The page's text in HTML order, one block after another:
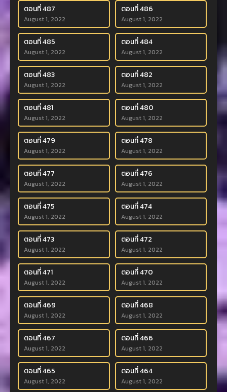
ตอนที่ 487
August 1, 2022
ตอนที่ 486
August 1, 2022
ตอนที่ 485
August 1, 2022
ตอนที่ 484
August 1, 2022
ตอนที่ 483
August 1, 2022
ตอนที่ 482
August 1, 2022
ตอนที่ 481
August 1, 2022
ตอนที่ 480
August 1, 2022
ตอนที่ 479
August 1, 2022
ตอนที่ 478
August 1, 2022
ตอนที่ 477
August 1, 2022
ตอนที่ 476
August 1, 2022
ตอนที่ 475
August 1, 2022
ตอนที่ 474
August 1, 2022
ตอนที่ 473
August 1, 2022
ตอนที่ 472
August 1, 2022
ตอนที่ 471
August 1, 2022
ตอนที่ 470
August 1, 2022
ตอนที่ 469
August 1, 2022
ตอนที่ 468
August 1, 2022
ตอนที่ 467
August 1, 2022
ตอนที่ 466
August 1, 2022
ตอนที่ 465
August 1, 2022
ตอนที่ 464
August 1, 2022